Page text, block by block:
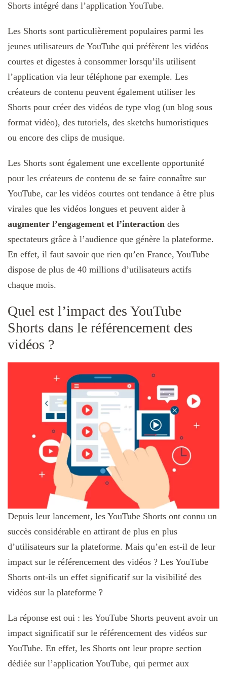
Shorts intégré dans l’application YouTube.
Les Shorts sont particulièrement populaires parmi les
jeunes utilisateurs de YouTube qui préfèrent les vidéos
courtes et digestes à consommer lorsqu’ils utilisent
l’application via leur téléphone par exemple. Les
créateurs de contenu peuvent également utiliser les
Shorts pour créer des vidéos de type vlog (un blog sous
format vidéo), des tutoriels, des sketchs humoristiques
ou encore des clips de musique.
Les Shorts sont également une excellente opportunité
pour les créateurs de contenu de se faire connaître sur
YouTube, car les vidéos courtes ont tendance à être plus
virales que les vidéos longues et peuvent aider à
augmenter l’engagement et l’interaction des
spectateurs grâce à l’audience que génère la plateforme.
En effet, il faut savoir que rien qu’en France, YouTube
dispose de plus de 40 millions d’utilisateurs actifs
chaque mois.
Quel est l’impact des YouTube
Shorts dans le référencement des
vidéos ?
Depuis leur lancement, les YouTube Shorts ont connu un
succès considérable en attirant de plus en plus
d’utilisateurs sur la plateforme. Mais qu’en est-il de leur
impact sur le référencement des vidéos ? Les YouTube
Shorts ont-ils un effet significatif sur la visibilité des
vidéos sur la plateforme ?
La réponse est oui : les YouTube Shorts peuvent avoir un
impact significatif sur le référencement des vidéos sur
YouTube. En effet, les Shorts ont leur propre section
dédiée sur l’application YouTube, qui permet aux